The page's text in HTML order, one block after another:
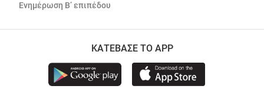
Ενημέρωση Β’ επιπέδου
ΚΑΤΕΒΑΣΕ ΤΟ APP